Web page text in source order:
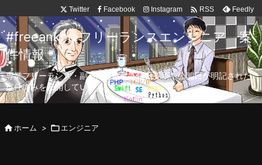
Twitter Facebook Instagram  RSS Feedly
#freeanken フリーランスエンジニア 案
件情報
専業フリーランス・副業向け案件を毎日更新！公開日が明記された
案件のみを公開しています。
ホーム > エンジニア